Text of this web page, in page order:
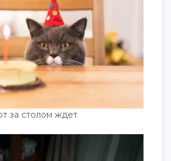
за столом ждет